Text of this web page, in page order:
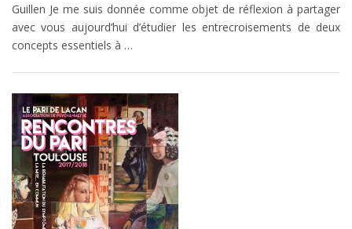
Guillen Je me suis donnée comme objet de réflexion à partager
avec vous aujourd’hui d’étudier les entrecroisements de deux
concepts essentiels à …